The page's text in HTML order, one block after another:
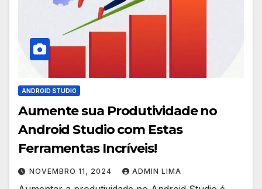
ANDROID STUDIO
Aumente sua Produtividade no
Android Studio com Estas
Ferramentas Incríveis!
NOVEMBRO 11, 2024 ADMIN LIMA